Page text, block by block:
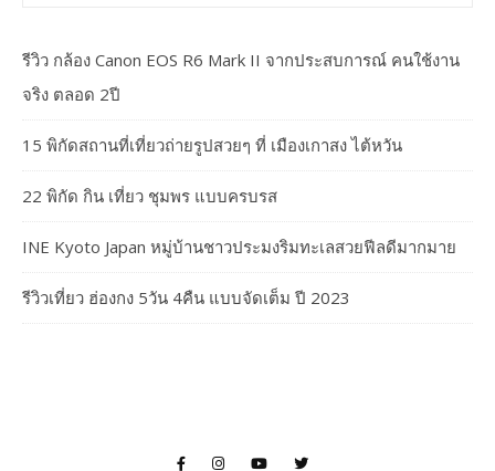
รีวิว กล้อง Canon EOS R6 Mark II จากประสบการณ์ คนใช้งาน
จริง ตลอด 2ปี
15 พิกัดสถานที่เที่ยวถ่ายรูปสวยๆ ที่ เมืองเกาสง ไต้หวัน
22 พิกัด กิน เที่ยว ชุมพร แบบครบรส
INE Kyoto Japan หมู่บ้านชาวประมงริมทะเลสวยฟีลดีมากมาย
รีวิวเที่ยว ฮ่องกง 5วัน 4คืน แบบจัดเต็ม ปี 2023